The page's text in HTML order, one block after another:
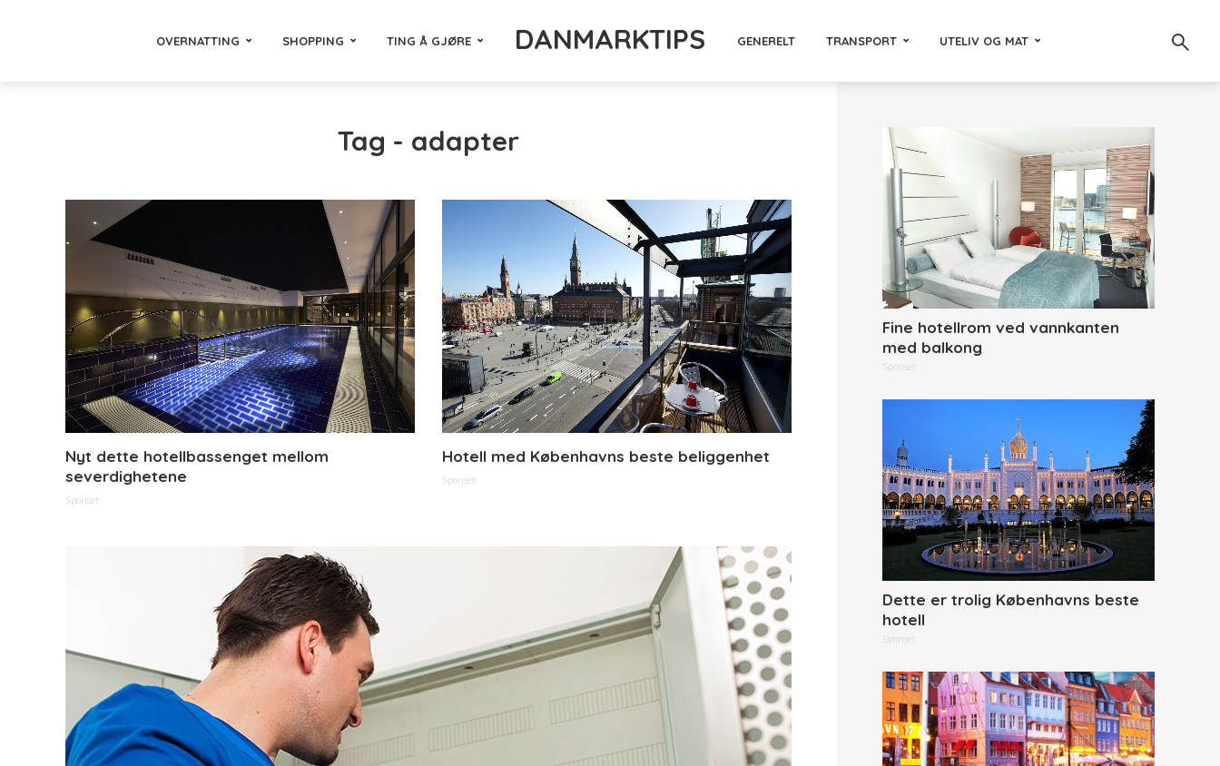
OVERNATTING SHOPPING TING Å GJØRE DANMARKTIPS GENERELT TRANSPORT UTELIV OG MAT
Tag - adapter
Nyt dette hotellbassenget mellom
severdighetene
Sponset
Hotell med Københavns beste beliggenhet
Sponset
Fine hotellrom ved vannkanten
med balkong
Sponset
Dette er trolig Københavns beste
hotell
Sponset